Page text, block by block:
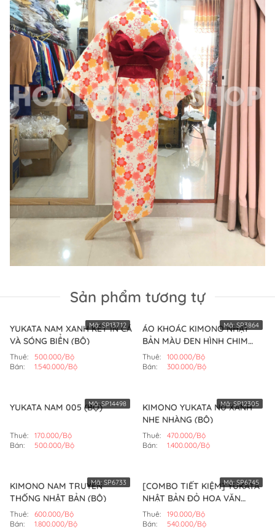
Sản phẩm tương tự
YUKATA NAM XANH KÉT IN CÁ
VÀ SÓNG BIỂN (BỘ)
Thuê:
500.000/Bộ
Bán:
1.540.000/Bộ
Mã:SP13712
ÁO KHOÁC KIMONO NHẬT
BẢN MÀU ĐEN HÌNH CHIM
HẠC (BỘ)
Thuê:
100.000/Bộ
Bán:
300.000/Bộ
Mã: SP3864
YUKATA NAM 005 (BỘ)
Thuê:
170.000/Bộ
Bán:
500.000/Bộ
Mã:SP14498
KIMONO YUKATA NỮ XANH
NHẸ NHÀNG (BỘ)
Thuê:
470.000/Bộ
Bán:
1.400.000/Bộ
Mã:SP12305
KIMONO NAM TRUYỀN
THỐNG NHẬT BẢN (BỘ)
Thuê:
600.000/Bộ
Bán:
1.800.000/Bộ
Mã: SP6733
[COMBO TIẾT KIỆM] YUKATA
NHẬT BẢN ĐỎ HOA VĂN
TRẮNG (BỘ)
Thuê:
190.000/Bộ
Bán:
540.000/Bộ
Mã: SP6745